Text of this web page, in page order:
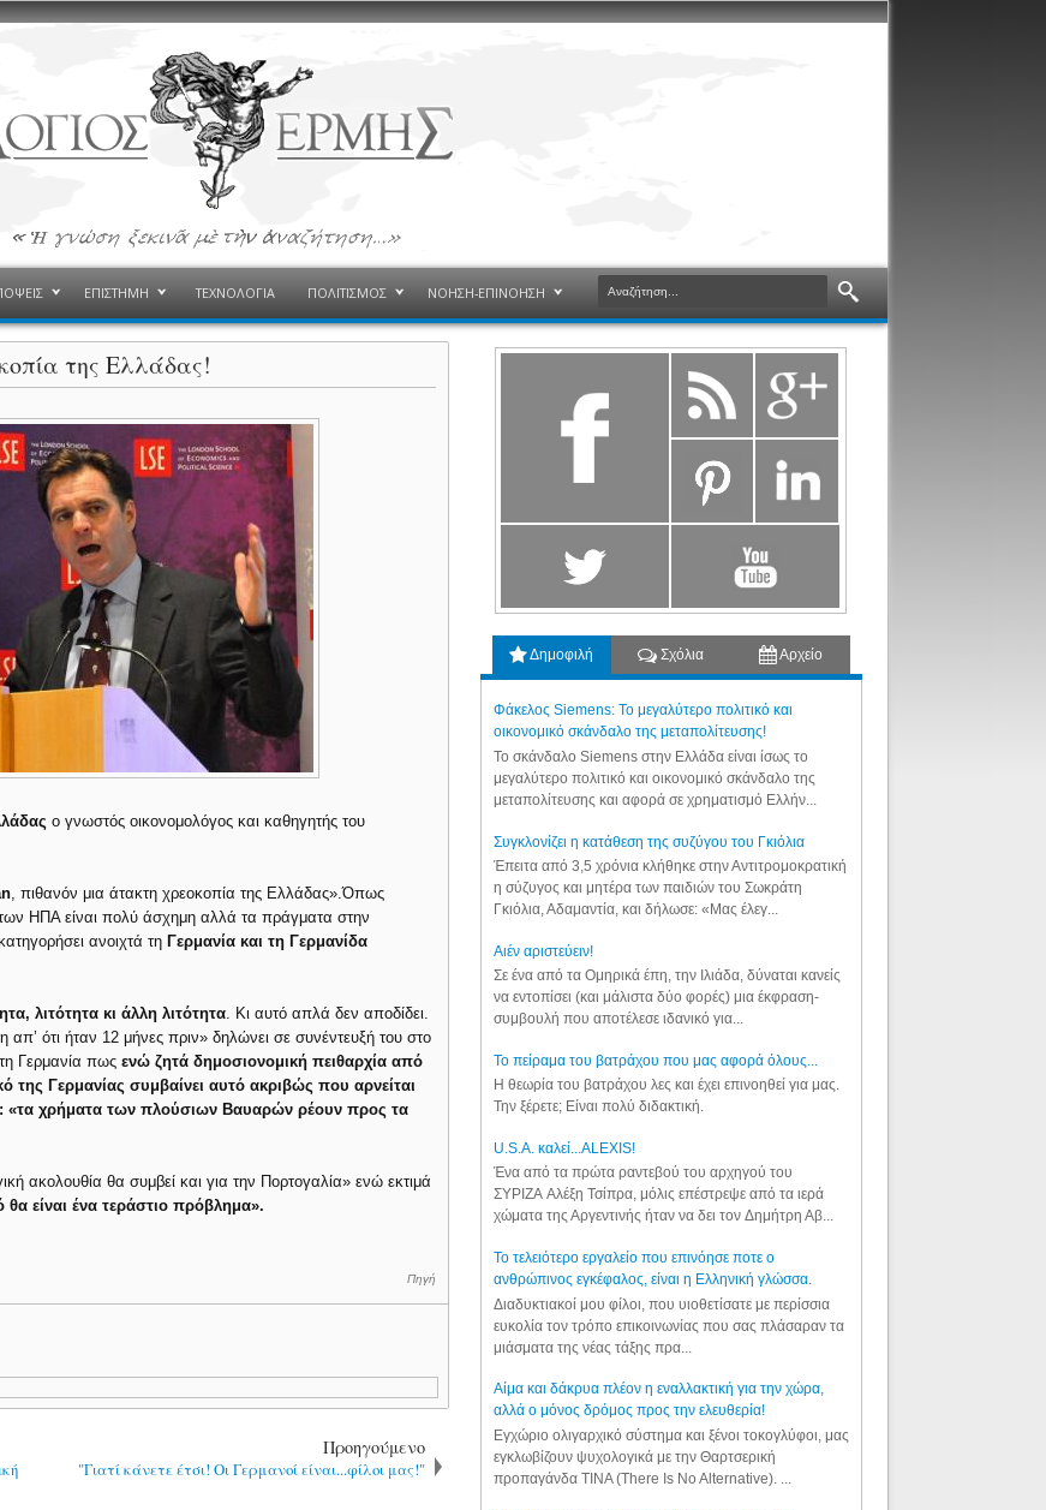
ΕΠΙΣΤΗΜΗ ΤΕΧΝΟΛΟΓΙΑ ΠΟΛΙΤΙΣΜΟΣ ΝΟΗΣΗ-ΕΠΙΝΟΗΣΗ
της Ελλάδας!
ο γνωστός οικονομολόγος και καθηγητής του
, πιθανόν μια άτακτη χρεοκοπία της Ελλάδας».Όπως
ΗΠΑ είναι πολύ άσχημη αλλά τα πράγματα στην
ανοιχτά τη Γερμανία και τη Γερμανίδα
λιτότητα κι άλλη λιτότητα. Κι αυτό απλά δεν αποδίδει.
απ’ ότι ήταν 12 μήνες πριν» δηλώνει σε συνέντευξή του στο
Γερμανία πωςενώ ζητά δημοσιονομική πειθαρχία από
Γερμανίας συμβαίνει αυτό ακριβώς που αρνείται
«τα χρήματα των πλούσιων Βαυαρών ρέουν προς τα
ακολουθία θα συμβεί και για την Πορτογαλία» ενώ εκτιμά
θα είναι ένα τεράστιο πρόβλημα».
Πηγή
Προηγούμενο
"Γιατί κάνετε έτσι! Οι Γερμανοί είναι...φίλοι μας!"
Δημοφιλή Σχόλια Αρχείο
Φάκελος Siemens: Το μεγαλύτερο πολιτικό και
οικονομικό σκάνδαλο της μεταπολίτευσης!
Το σκάνδαλο Siemens στην Ελλάδα είναι ίσως το
μεγαλύτερο πολιτικό και οικονομικό σκάνδαλο της
μεταπολίτευσης και αφορά σε χρηματισμό Ελλήν...
Συγκλονίζει η κατάθεση της συζύγου του Γκιόλια
Έπειτα από 3,5 χρόνια κλήθηκε στην Αντιτρομοκρατική
η σύζυγος και μητέρα των παιδιών του Σωκράτη
Γκιόλια, Αδαμαντία, και δήλωσε: «Μας έλεγ...
Aιέν αριστεύειν!
Σε ένα από τα Ομηρικά έπη, την Ιλιάδα, δύναται κανείς
να εντοπίσει (και μάλιστα δύο φορές) μια έκφραση-
συμβουλή που αποτέλεσε ιδανικό για...
Το πείραμα του βατράχου που μας αφορά όλους...
Η θεωρία του βατράχου λες και έχει επινοηθεί για μας.
Την ξέρετε; Είναι πολύ διδακτική.
U.S.A. καλεί...ALEXIS!
Ένα από τα πρώτα ραντεβού του αρχηγού του
ΣΥΡΙΖΑ Αλέξη Τσίπρα, μόλις επέστρεψε από τα ιερά
χώματα της Αργεντινής ήταν να δει τον Δημήτρη Αβ...
Το τελειότερο εργαλείο που επινόησε ποτε ο
ανθρώπινος εγκέφαλος, είναι η Ελληνική γλώσσα.
Διαδυκτιακοί μου φίλοι, που υιοθετίσατε με περίσσια
ευκολία τον τρόπο επικοινωνίας που σας πλάσαραν τα
μιάσματα της νέας τάξης πρα...
Αίμα και δάκρυα πλέον η εναλλακτική για την χώρα,
αλλά ο μόνος δρόμος προς την ελευθερία!
Εγχώριο ολιγαρχικό σύστημα και ξένοι τοκογλύφοι, μας
εγκλωβίζουν ψυχολογικά με την Θαρτσερική
προπαγάνδα TINA (There Is No Alternative). ...